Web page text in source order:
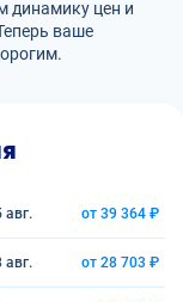
динамику цен и
ваше
авг. от 39 364 ₽
авг. от 28 703 ₽